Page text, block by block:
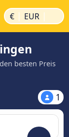
€ | EUR |
besten Preis
1